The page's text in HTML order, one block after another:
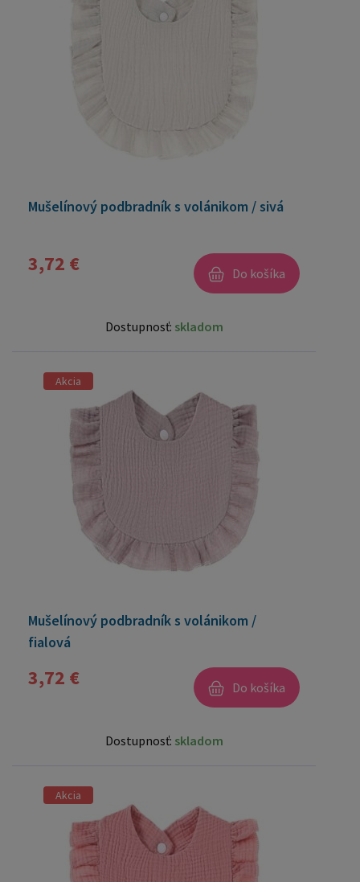
Mušelínový podbradník s volánikom / sivá
3,72 € Do košíka
Dostupnosť: skladom
Akcia
Mušelínový podbradník s volánikom /
fialová
3,72 € Do košíka
Dostupnosť: skladom
Akcia